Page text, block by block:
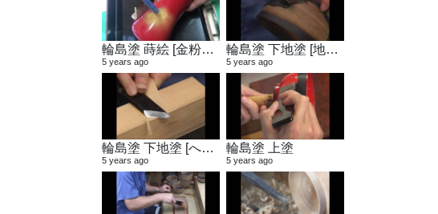
輪島塗 蒔絵 [金粉蒔き]
5 years ago
輪島塗 下地塗 [地付け]
5 years ago
輪島塗 下地塗 [へら作り]
5 years ago
輪島塗 上塗
5 years ago